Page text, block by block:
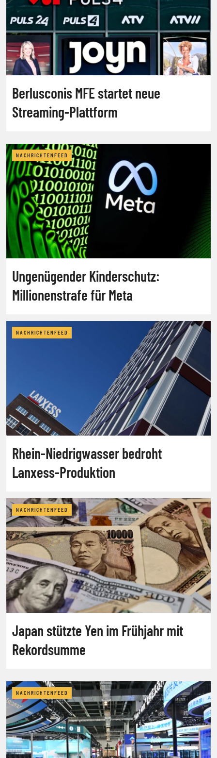
Berlusconis MFE startet neue
Streaming-Plattform
NACHRICHTENFEED
Ungenügender Kinderschutz:
Millionenstrafe für Meta
NACHRICHTENFEED
Rhein-Niedrigwasser bedroht
Lanxess-Produktion
NACHRICHTENFEED
Japan stützte Yen im Frühjahr mit
Rekordsumme
NACHRICHTENFEED